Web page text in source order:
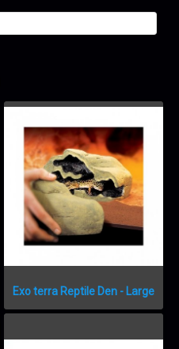
Exo terra Reptile Den - Large